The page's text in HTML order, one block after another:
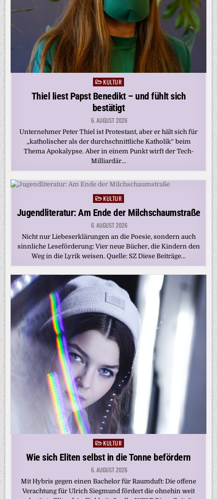
Posted
in
KULTUR
Thiel liest Papst Benedikt – und fühlt sich
bestätigt
6. AUGUST 2026
Unternehmer Peter Thiel ist Protestant, aber er hält sich für
„katholischer als der durchschnittliche Katholik“ beim
Thema Apokalypse. Aber in einem Punkt wirft der Tech-
Milliardär…
Posted
in
KULTUR
Jugendliteratur: Am Ende der Milchschaumstraße
6. AUGUST 2026
Nicht nur Liebeserklärungen an die Poesie, sondern auch
sinnliche Leseförderung: Vier neue Bücher, die Kindern den
Weg in die Lyrik weisen. Quelle: SZ Diese Beiträge…
Posted
in
KULTUR
Wie sich Eliten selbst in die Tonne befördern
6. AUGUST 2026
Mit Hybris gegen einen Bachelor für Raumduft: Die offene
Verachtung für Ulrich Siegmund fördert die ohnehin weit